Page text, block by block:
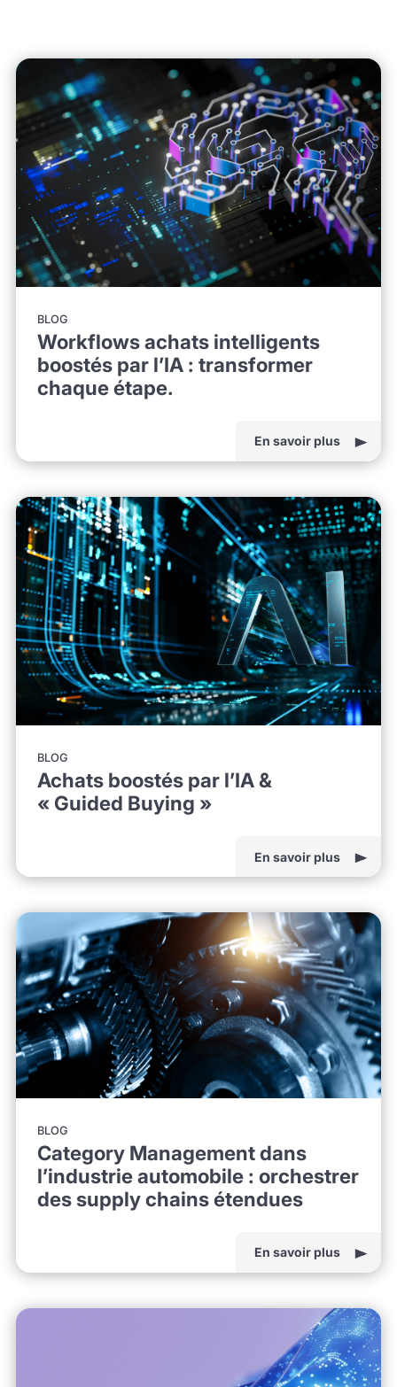
BLOG
Workflows achats intelligents
boostés par l’IA : transformer
chaque étape.
En savoir plus
BLOG
Achats boostés par l’IA &
« Guided Buying »
En savoir plus
BLOG
Category Management dans
l’industrie automobile : orchestrer
des supply chains étendues
En savoir plus